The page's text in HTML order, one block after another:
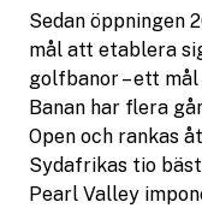
Sedan öppningen
mål att etablera
golfbanor – ett
Banan har flera
Open och rankas
Sydafrikas tio
Pearl Valley